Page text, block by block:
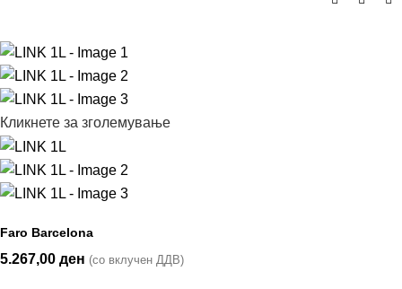
Кликнете за зголемување
Faro Barcelona
5.267,00 ден (со вклучен ДДВ)